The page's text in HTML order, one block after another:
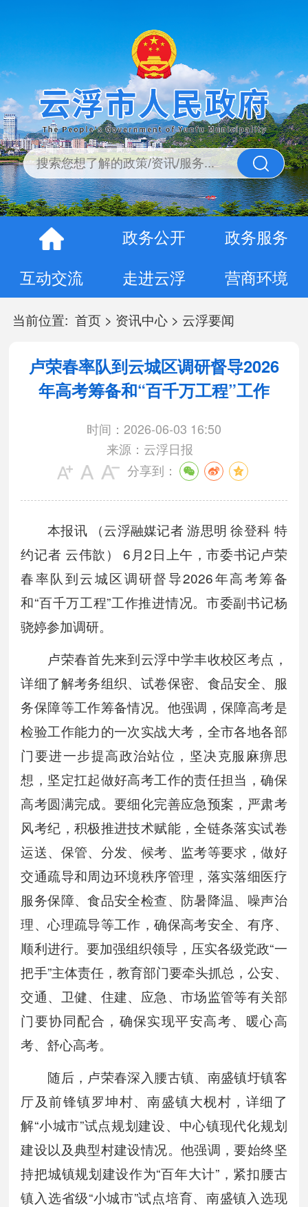
政务公开
政务服务
互动交流
走进云浮 营商环境
当前位置: 首页> 资讯中心> 云浮要闻
卢荣春率队到云城区调研督导2026
年高考筹备和“百千万工程”工作
时间：2026-06-03 16:50
来源：云浮日报
分享到：
本报讯 （云浮融媒记者 游思明 徐登科 特
约记者 云伟歆） 6月2日上午，市委书记卢荣
春率队到云城区调研督导2026年高考筹备
和“百千万工程”工作推进情况。市委副书记杨
骁婷参加调研。
卢荣春首先来到云浮中学丰收校区考点，
详细了解考务组织、试卷保密、食品安全、服
务保障等工作筹备情况。他强调，保障高考是
检验工作能力的一次实战大考，全市各地各部
门要进一步提高政治站位，坚决克服麻痹思
想，坚定扛起做好高考工作的责任担当，确保
高考圆满完成。要细化完善应急预案，严肃考
风考纪，积极推进技术赋能，全链条落实试卷
运送、保管、分发、候考、监考等要求，做好
交通疏导和周边环境秩序管理，落实落细医疗
服务保障、食品安全检查、防暑降温、噪声治
理、心理疏导等工作，确保高考安全、有序、
顺利进行。要加强组织领导，压实各级党政“一
把手”主体责任，教育部门要牵头抓总，公安、
交通、卫健、住建、应急、市场监管等有关部
门要协同配合，确保实现平安高考、暖心高
考、舒心高考。
随后，卢荣春深入腰古镇、南盛镇圩镇客
厅及前锋镇罗坤村、南盛镇大枧村，详细了
解“小城市”试点规划建设、中心镇现代化规划
建设以及典型村建设情况。他强调，要始终坚
持把城镇规划建设作为“百年大计”，紧扣腰古
镇入选省级“小城市”试点培育、南盛镇入选现